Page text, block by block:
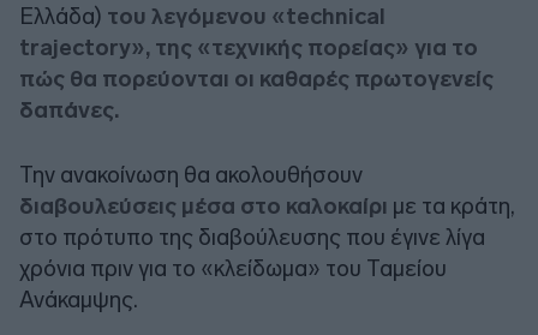
Ελλάδα) του λεγόμενου «technical
trajectory», της «τεχνικής πορείας» για το
πώς θα πορεύονται οι καθαρές πρωτογενείς
δαπάνες.
Την ανακοίνωση θα ακολουθήσουν
διαβουλεύσεις μέσα στο καλοκαίρι με τα κράτη,
στο πρότυπο της διαβούλευσης που έγινε λίγα
χρόνια πριν για το «κλείδωμα» του Ταμείου
Ανάκαμψης.